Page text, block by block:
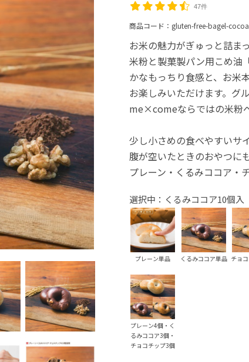
47件
商品コード： gluten-free-bagel-
お米の魅力がぎゅっと詰ま
米粉と製菓製パン用こめ油
かなもっちり食感と、お米
お楽しみいただけます。グ
me×comeならではの米粉
少し小さめの食べやすいサ
腹が空いたときのおやつに
プレーン・くるみココア・
選択中：くるみココア10個入
プレーン単品 くるみココア単品 チョ
プレーン4個・く
るみココア3個・
チョコチップ3個